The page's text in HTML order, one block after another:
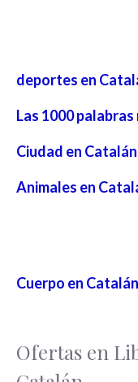
deportes en
Las 1000
Ciudad en
Animales en
Cuerpo en
Ofertas en